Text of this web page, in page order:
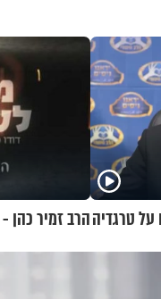
על טרגדיההרב זמיר כהן -